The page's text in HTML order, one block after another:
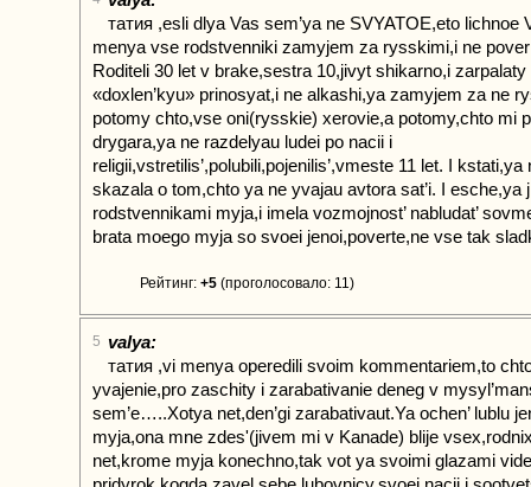
татия ,esli dlya Vas sem’ya ne SVYATOE,eto lichnoe
menya vse rodstvenniki zamyjem za rysskimi,i ne
Roditeli 30 let v brake,sestra 10,jivyt shikarno,i zarpalaty
«doxlen’kyu» prinosyat,i ne alkashi,ya zamyjem za ne
potomy chto,vse oni(rysskie) xerovie,a potomy,chto mi
drygara,ya ne razdelyau ludei po nacii i
religii,vstretilis’,polubili,pojenilis’,vmeste 11 let. I kstati,ya
skazala o tom,chto ya ne yvajau avtora sat’i. I esche,ya
rodstvennikami myja,i imela vozmojnost’ nabludat’
brata moego myja so svoei jenoi,poverte,ne vse tak
Рейтинг: +5 (проголосовало: 11)
5 valya:
татия ,vi menya operedili svoim kommentariem,to
yvajenie,pro zaschity i zarabativanie deneg v
sem’e…..Xotya net,den’gi zarabativaut.Ya ochen’ lublu
myja,ona mne zdes'(jivem mi v Kanade) blije
net,krome myja konechno,tak vot ya svoimi glazami